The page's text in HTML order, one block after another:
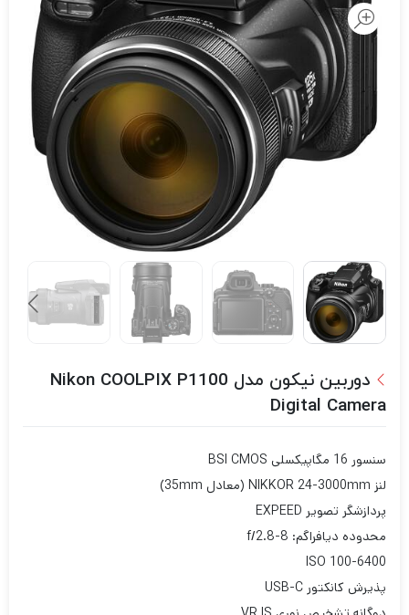
دوربین نیکون مدل Nikon COOLPIX P1100
Digital Camera
سنسور 16 مگاپیکسلی BSI CMOS
لنز NIKKOR 24-3000mm (معادل 35mm)
پردازشگر تصویر EXPEED
محدوده دیافراگم: f/2.8-8
ISO 100-6400
پذیرش کانکتور USB-C